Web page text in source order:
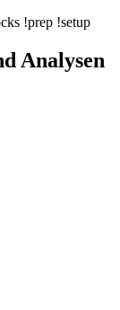
!prep !setup
Analysen